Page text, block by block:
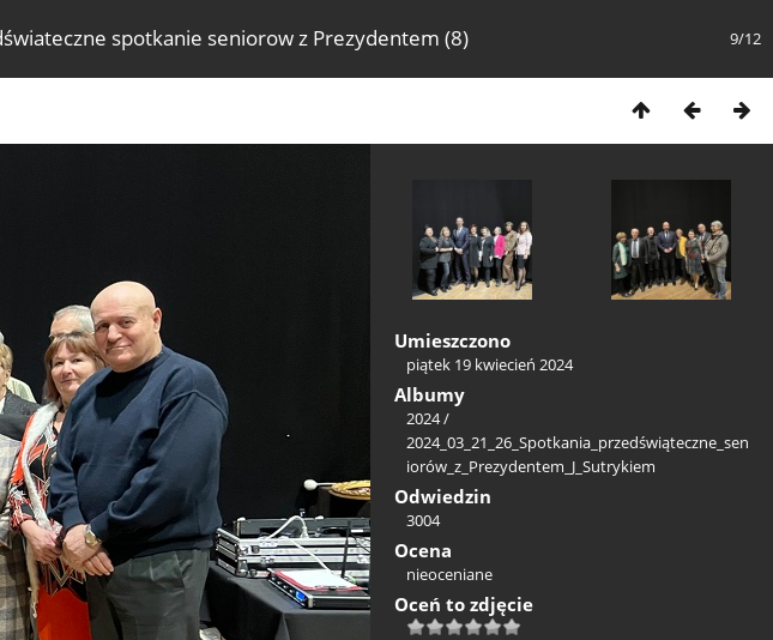
9/12
spotkanie seniorow z Prezydentem (8)
Umieszczono
piątek 19 kwiecień 2024
Albumy
2024/
2024_03_21_26_Spotkania_przedświąteczne_sen
iorów_z_Prezydentem_J_Sutrykiem
Odwiedzin
3004
Ocena
nieoceniane
Oceń to zdjęcie